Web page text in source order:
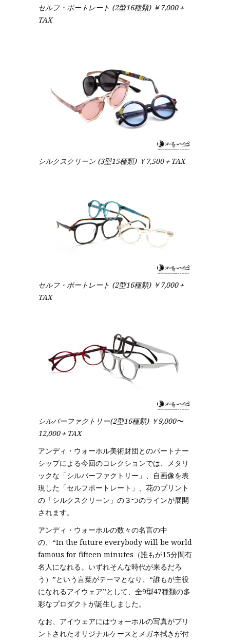
セルフ・ポートレート (2型16種類) ￥7,000＋
TAX
シルクスクリーン (3型15種類) ￥7,500＋TAX
セルフ・ポートレート (2型16種類) ￥7,000＋
TAX
シルバーファクトリー(2型16種類) ￥9,000〜
12,000＋TAX
アンディ・ウォーホル美術財団とのパートナー
シップによる今回のコレクションでは、メタリ
ックな「シルバーファクトリー」、自画像を表
現した「セルフポートレート」、花のプリント
の「シルクスクリーン」の３つのラインが展開
されます。
アンディ・ウォーホルの数々の名言の中
の、“In the future everybody will be world
famous for fifteen minutes（誰もが15分間有
名人になれる。いずれそんな時代が来るだろ
う）”という言葉がテーマとなり、“誰もが主役
になれるアイウェア”として、全9型47種類の多
彩なプロダクトが誕生しました。
なお、アイウェアにはウォーホルの写真がプリ
ントされたオリジナルケースとメガネ拭きが付